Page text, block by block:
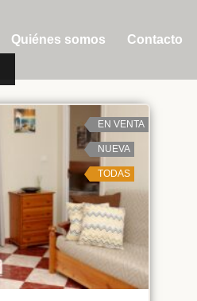
Quiénes somos Contacto
EN VENTA
NUEVA
TODAS